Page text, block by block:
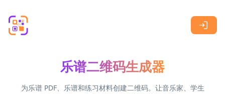
乐谱二维码生成器
为乐谱 PDF、乐谱和练习材料创建二维码。让音乐家、学生